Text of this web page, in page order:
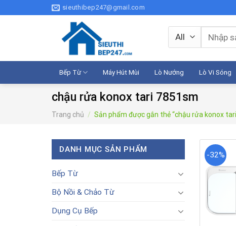
to
sieuthibep247@gmail.com
Tìm
kiếm:
Bếp Từ Máy Hút Mùi Lò Nướng Lò Vi Sóng
chậu rửa konox tari 7851sm
Trang chủ / Sản phẩm được gắn thẻ “chậu rửa konox
DANH MỤC SẢN PHẨM
Bếp Từ
Bộ Nồi & Chảo Từ
Dụng Cụ Bếp
-32%